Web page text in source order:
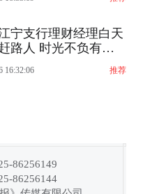
宁支行理财经理白天
路人 时光不负有心
16:32:06 推荐
86256149
86256144